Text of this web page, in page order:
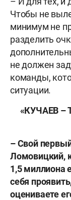
Чтобы не
минимум не
разделить
не должен
команды,
ситуации.
«КУЧАЕВ –
– Свой
Ломовицкий,
1,5 миллиона
себя
оцениваете